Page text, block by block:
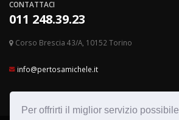
Per offrirti il miglior servizio
CONTATTACI
011 248.39.23
Corso Brescia 43/A, 10152 Torino
info@pertosamichele.it